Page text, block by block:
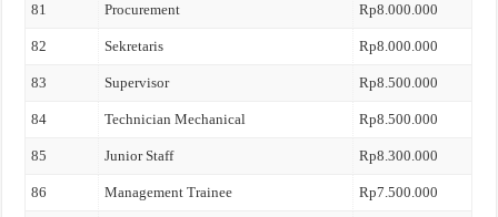
81 Procurement Rp8.000.000
82 Sekretaris Rp8.000.000
83 Supervisor Rp8.500.000
84 Technician Mechanical Rp8.500.000
85 Junior Staff Rp8.300.000
86 Management Trainee Rp7.500.000